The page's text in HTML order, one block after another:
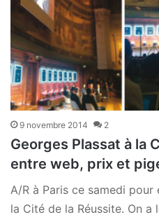
9 novembre 2014 2
Georges Plassat à la
entre web, prix et
A/R à Paris ce samedi
la Cité de la Réussite. On a